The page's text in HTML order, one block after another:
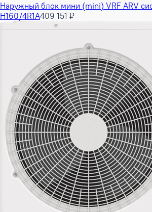
Наружный блок мини (mini) VRF ARV
H160/4R1A409 151 ₽